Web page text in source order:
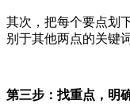
其次，把每个要点划
别于其他两点的关键
第三步：找重点，明